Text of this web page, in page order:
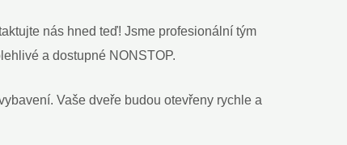
nás hned teď! Jsme profesionální tým
a dostupné NONSTOP.
Vaše dveře budou otevřeny rychle a